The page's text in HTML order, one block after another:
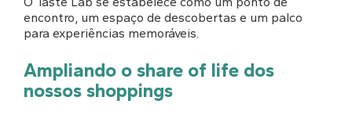
encontro, um espaço de descobertas e um palco
para experiências memoráveis.
Ampliando o share of life dos
nossos shoppings